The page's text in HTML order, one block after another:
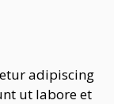
adipiscing
ut labore et